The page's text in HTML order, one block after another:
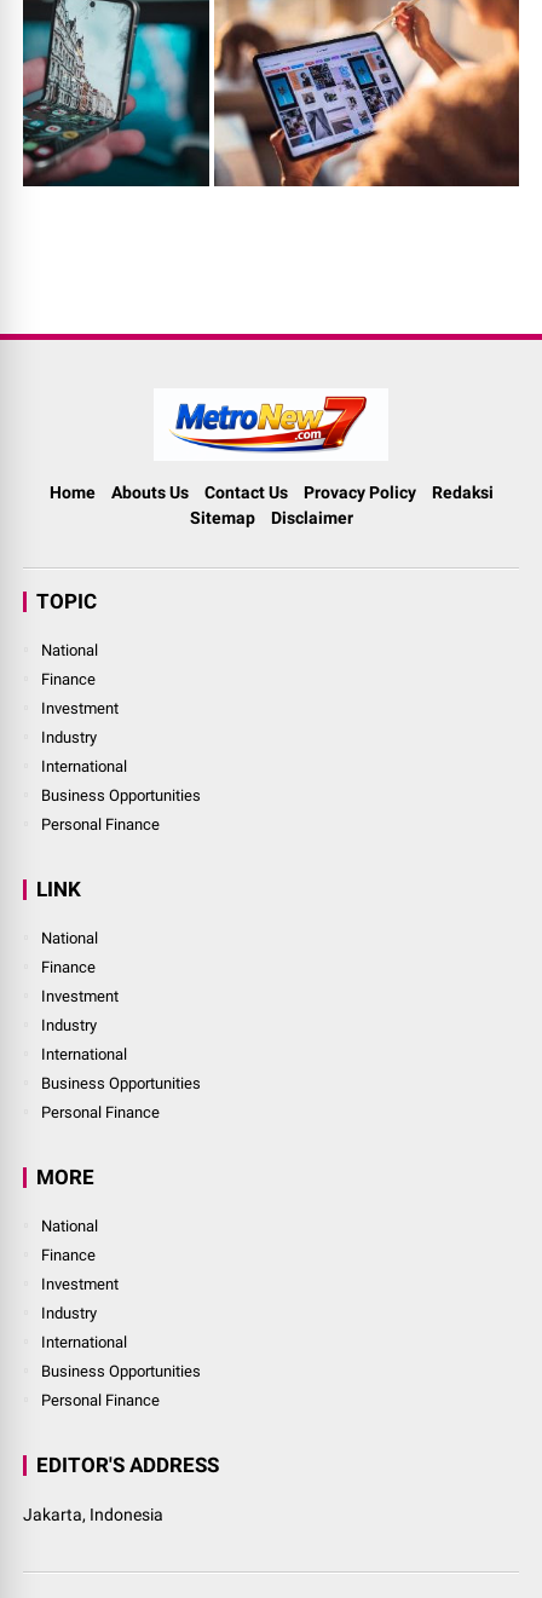
Home Abouts Us Contact Us Provacy Policy
Redaksi
Sitemap
Disclaimer
TOPIC
National
Finance
Investment
Industry
International
Business Opportunities
Personal Finance
LINK
National
Finance
Investment
Industry
International
Business Opportunities
Personal Finance
MORE
National
Finance
Investment
Industry
International
Business Opportunities
Personal Finance
EDITOR'S ADDRESS
Jakarta, Indonesia